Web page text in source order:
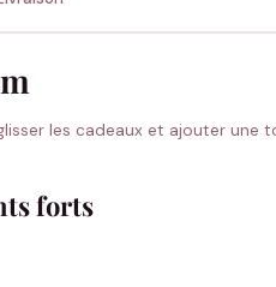
les cadeaux et ajouter une
forts